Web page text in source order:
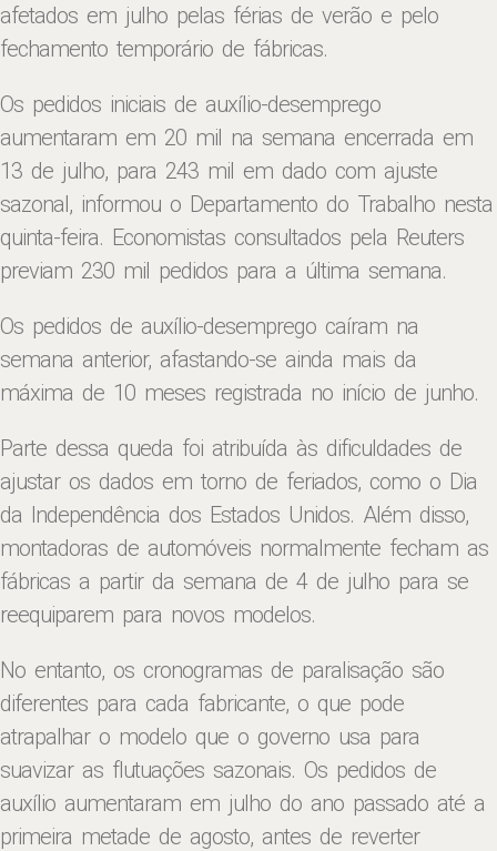
afetados em julho pelas férias de verão e pelo
fechamento temporário de fábricas.
Os pedidos iniciais de auxílio-desemprego
aumentaram em 20 mil na semana encerrada em
13 de julho, para 243 mil em dado com ajuste
sazonal, informou o Departamento do Trabalho nesta
quinta-feira. Economistas consultados pela Reuters
previam 230 mil pedidos para a última semana.
Os pedidos de auxílio-desemprego caíram na
semana anterior, afastando-se ainda mais da
máxima de 10 meses registrada no início de junho.
Parte dessa queda foi atribuída às dificuldades de
ajustar os dados em torno de feriados, como o Dia
da Independência dos Estados Unidos. Além disso,
montadoras de automóveis normalmente fecham as
fábricas a partir da semana de 4 de julho para se
reequiparem para novos modelos.
No entanto, os cronogramas de paralisação são
diferentes para cada fabricante, o que pode
atrapalhar o modelo que o governo usa para
suavizar as flutuações sazonais. Os pedidos de
auxílio aumentaram em julho do ano passado até a
primeira metade de agosto, antes de reverter